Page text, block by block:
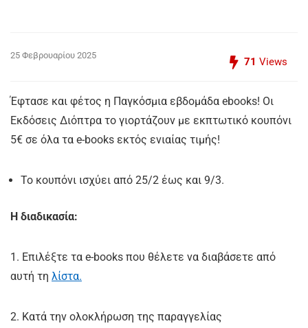
25 Φεβρουαρίου 2025
71 Views
Έφτασε και φέτος η Παγκόσμια εβδομάδα ebooks! Οι
Εκδόσεις Διόπτρα το γιορτάζουν με εκπτωτικό κουπόνι
5€ σε όλα τα e-books εκτός ενιαίας τιμής!
Το κουπόνι ισχύει από 25/2 έως και 9/3.
Η διαδικασία:
1. Επιλέξτε τα e-books που θέλετε να διαβάσετε από
αυτή τη λίστα.
2. Κατά την ολοκλήρωση της παραγγελίας